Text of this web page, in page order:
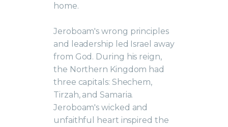
home.
Jeroboam's wrong principles
and leadership led Israel away
from God. During his reign,
the Northern Kingdom had
three capitals: Shechem,
Tirzah, and Samaria.
Jeroboam's wicked and
unfaithful heart inspired the